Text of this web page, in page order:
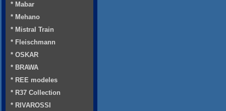
* Mabar
* Mehano
* Mistral Train
* Fleischmann
* OSKAR
* BRAWA
* REE modeles
* R37 Collection
* RIVAROSSI